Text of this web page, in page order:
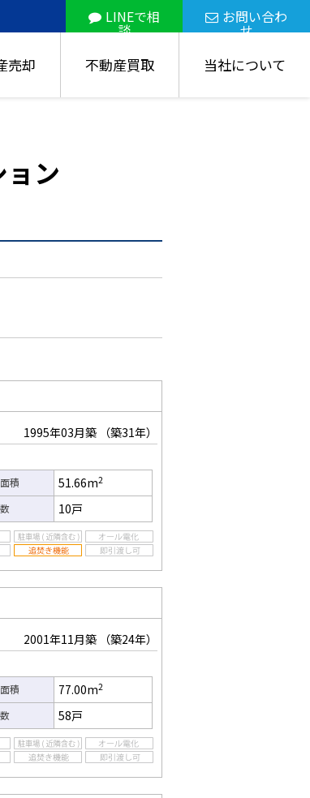
LINEで相
談
お問い合わ
せ
売却 不動産買取 当社について
ン
1995年03月築
（築31年）
積 51.66m2
10戸
2001年11月築
（築24年）
積 77.00m2
58戸